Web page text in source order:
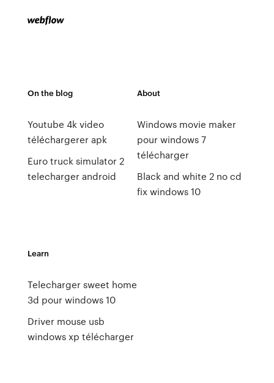
On the blog
Youtube 4k video
téléchargerer apk
Euro truck simulator 2
telecharger android
About
Windows movie maker
pour windows 7
télécharger
Black and white 2 no cd
fix windows 10
Learn
Telecharger sweet home
3d pour windows 10
Driver mouse usb
windows xp télécharger